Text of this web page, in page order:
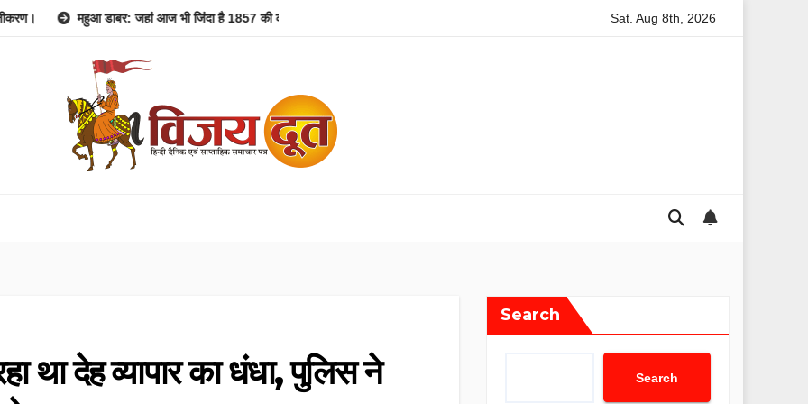
डाबर: जहां आज भी जिंदा है 1857 की क्रांति की गूंज। छप्पर में लगी आग, बकरी के तीन बच्चे समेत
Sat. Aug 8th, 2026
था देह व्यापार का धंधा, पुलिस ने
Search
Search